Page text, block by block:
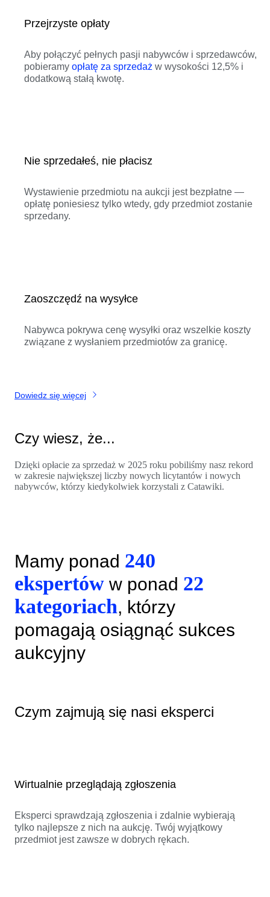
Przejrzyste opłaty
Aby połączyć pełnych pasji nabywców i sprzedawców,
pobieramy opłatę za sprzedaż w wysokości 12,5% i
dodatkową stałą kwotę.
Nie sprzedałeś, nie płacisz
Wystawienie przedmiotu na aukcji jest bezpłatne —
opłatę poniesiesz tylko wtedy, gdy przedmiot zostanie
sprzedany.
Zaoszczędź na wysyłce
Nabywca pokrywa cenę wysyłki oraz wszelkie koszty
związane z wysłaniem przedmiotów za granicę.
Dowiedz się więcej
Czy wiesz, że...
Dzięki opłacie za sprzedaż w 2025 roku pobiliśmy nasz rekord
w zakresie największej liczby nowych licytantów i nowych
nabywców, którzy kiedykolwiek korzystali z Catawiki.
Mamy ponad 240
ekspertów w ponad 22
kategoriach, którzy
pomagają osiągnąć sukces
aukcyjny
Czym zajmują się nasi eksperci
Wirtualnie przeglądają zgłoszenia
Eksperci sprawdzają zgłoszenia i zdalnie wybierają
tylko najlepsze z nich na aukcję. Twój wyjątkowy
przedmiot jest zawsze w dobrych rękach.